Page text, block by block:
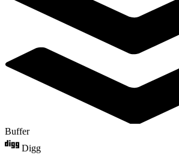
Buffer
Digg